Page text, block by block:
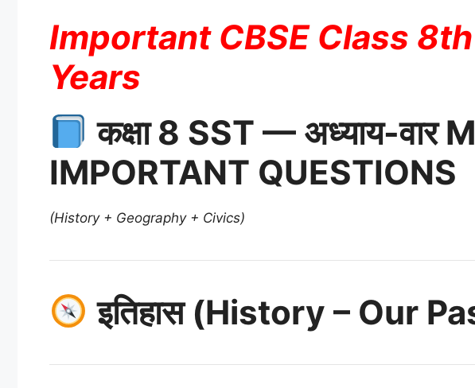
Important CBSE Class 8th
Years
कक्षा 8 SST — अध्याय-वार
IMPORTANT QUESTIONS
(History + Geography + Civics)
इतिहास (History – Our